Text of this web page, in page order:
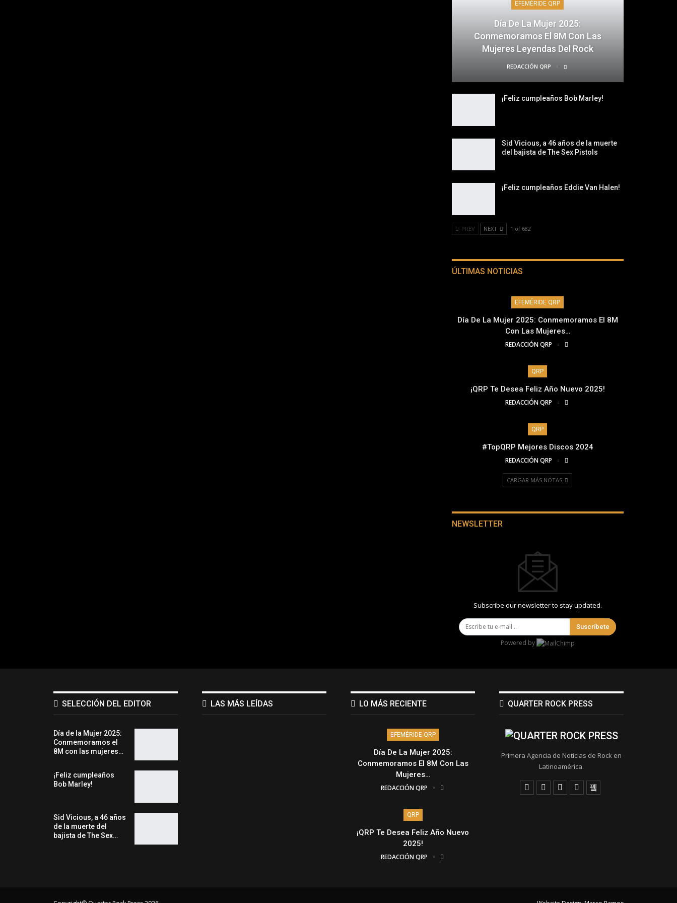
EFEMÉRIDE QRP
Día De La Mujer 2025:
Conmemoramos El 8M Con Las
Mujeres Leyendas Del Rock
REDACCIÓN QRP
¡Feliz cumpleaños Bob Marley!
Sid Vicious, a 46 años de la muerte
del bajista de The Sex Pistols
¡Feliz cumpleaños Eddie Van Halen!
PREV NEXT 1 of 682
ÚLTIMAS NOTICIAS
EFEMÉRIDE QRP
Día De La Mujer 2025: Conmemoramos El 8M
Con Las Mujeres…
REDACCIÓN QRP
QRP
¡QRP Te Desea Feliz Año Nuevo 2025!
REDACCIÓN QRP
QRP
#TopQRP Mejores Discos 2024
REDACCIÓN QRP
CARGAR MÁS NOTAS
NEWSLETTER
Subscribe our newsletter to stay updated.
Suscríbete
Powered by
SELECCIÓN DEL EDITOR
Día de la Mujer 2025:
Conmemoramos el
8M con las mujeres…
¡Feliz cumpleaños
Bob Marley!
Sid Vicious, a 46 años
de la muerte del
bajista de The Sex…
LAS MÁS LEÍDAS LO MÁS RECIENTE
EFEMÉRIDE QRP
Día De La Mujer 2025:
Conmemoramos El 8M Con Las
Mujeres…
REDACCIÓN QRP
QRP
¡QRP Te Desea Feliz Año Nuevo
2025!
REDACCIÓN QRP
QUARTER ROCK PRESS
Primera Agencia de Noticias de Rock en
Latinoamérica.